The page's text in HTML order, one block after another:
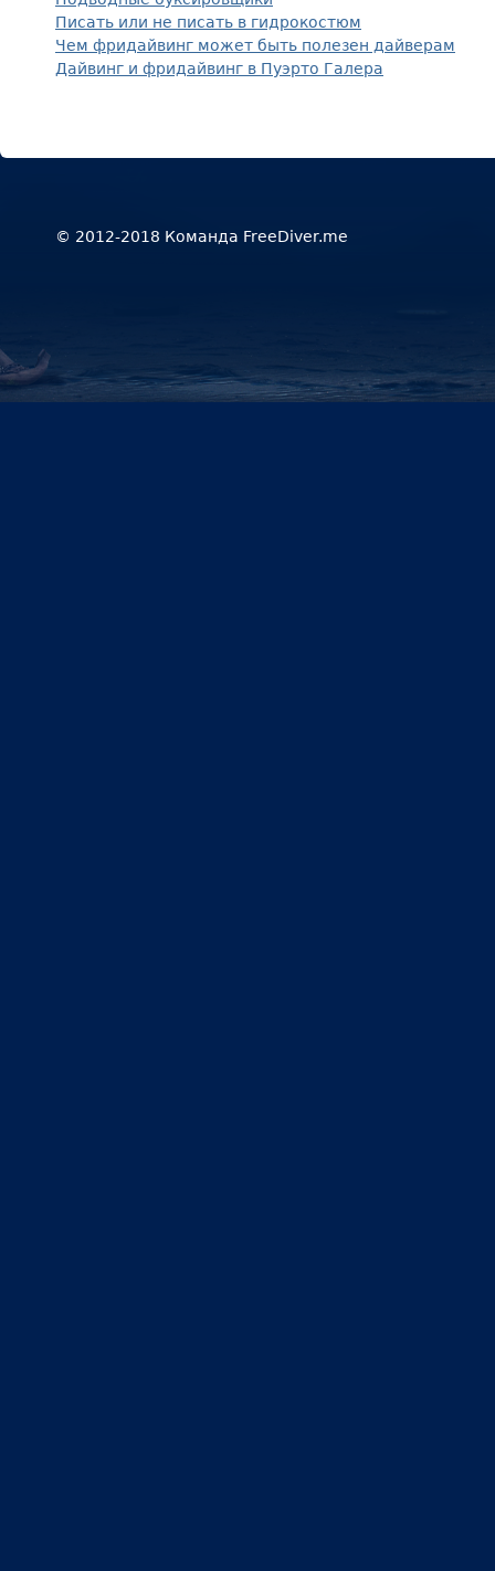
Писать или не писать в гидрокостюм
Чем фридайвинг может быть полезен дайверам
Дайвинг и фридайвинг в Пуэрто Галера
© 2012-2018 Команда FreeDiver.me